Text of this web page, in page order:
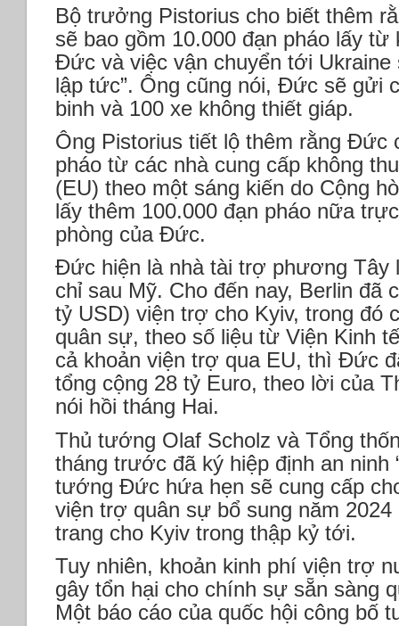
Bộ trưởng Pistorius cho biết thêm
sẽ bao gồm 10.000 đạn pháo lấy
Đức và việc vận chuyển tới Ukraine
lập tức”. Ông cũng nói, Đức sẽ gửi
binh và 100 xe không thiết giáp.
Ông Pistorius tiết lộ thêm rằng Đức
pháo từ các nhà cung cấp không
(EU) theo một sáng kiến do Cộng
lấy thêm 100.000 đạn pháo nữa
phòng của Đức.
Đức hiện là nhà tài trợ phương Tây
chỉ sau Mỹ. Cho đến nay, Berlin đã
tỷ USD) viện trợ cho Kyiv, trong đó
quân sự, theo số liệu từ Viện Kinh
cả khoản viện trợ qua EU, thì Đức
tổng cộng 28 tỷ Euro, theo lời của
nói hồi tháng Hai.
Thủ tướng Olaf Scholz và Tổng
tháng trước đã ký hiệp định an ninh
tướng Đức hứa hẹn sẽ cung cấp
viện trợ quân sự bổ sung năm
trang cho Kyiv trong thập kỷ tới.
Tuy nhiên, khoản kinh phí viện trợ
gây tổn hại cho chính sự sẵn sàng
Một báo cáo của quốc hội công bố